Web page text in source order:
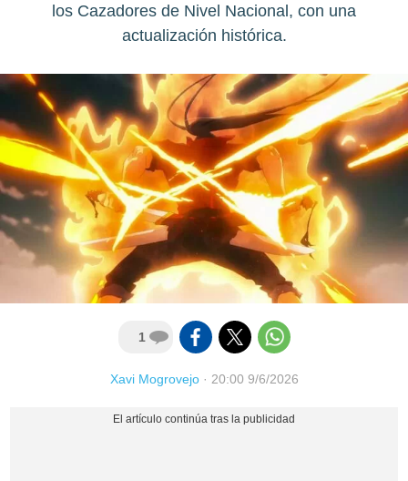
los Cazadores de Nivel Nacional, con una
actualización histórica.
1
Xavi Mogrovejo· 20:00 9/6/2026